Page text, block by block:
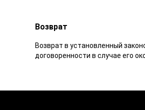
Возврат
Возврат в установленный
договоренности в случае его